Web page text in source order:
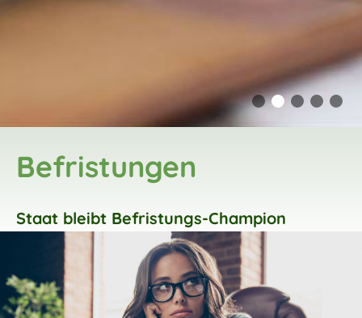
Befristungen
Staat bleibt Befristungs-Champion